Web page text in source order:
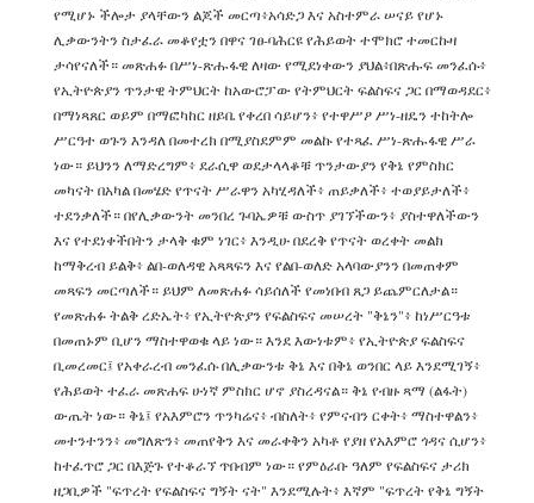
የሚሆኑ ችሎታ ያላቸውን ልጆች መርጣ፥አሳድጋ እና አስተምራ ሠናይ የሆኑ
ሊቃውንትን ስታፈራ መቆየቷን በዋና ገፀ-ባሕርዩ የሕይወት ተሞክሮ ተመርኩዛ
ታሳየናለች። መጽሐፉ በሥነ-ጽሑፋዊ ለዛው የሚደነቀውን ያህል፥በጽሑፍ መንፈሱ፥
የኢትዮጵያን ጥንታዊ ትምህርት ከአውሮፓው የትምህርት ፍልስፍና ጋር በማወዳደር፥
በማነጻጸር ወይም በማፎካከር ዘይቤ የቀረበ ሳይሆን፥ የተዋሥዖ ሥነ-ዘዴን ተከትሎ
ሥርዓተ ወጉን እንዳለ በመተረክ በሚያስደምም መልኩ የተጻፈ ሥነ-ጽሑፋዊ ሥራ
ነው። ይህንን ለማድረግም፥ ደራሲዋ ወደታላላቆቹ ጥንታውያን የቅኔ የምስክር
መካናት በአካል በመሄድ የጥናት ሥራዋን አካሂዳለች፥ ጠይቃለች፥ ተወያይታለች፥
ተደንቃለች። በየሊቃውንት መንበረ ጉባኤዎቹ ውስጥ ያገኘችውን፥ ያስተዋለችውን
እና የተደነቀችበትን ታላቅ ቁም ነገር፥ እንዲሁ በደረቅ የጥናት ወረቀት መልክ
ከማቅረብ ይልቅ፥ ልበ-ወለዳዊ አጻጻፍን እና የልበ-ወለድ አላባውያንን በመጠቀም
መጻፍን መርጣለች። ይህም ለመጽሐፉ ሳይሰለች የመነበብ ጸጋ ይጨምርለታል።
የመጽሐፉ ትልቅ ረድኤት፥ የኢትዮጵያን የፍልስፍና መሠረት "ቅኔን"፥ ከነሥርዓቱ
በመጠኑም ቢሆን ማስተዋወቁ ላይ ነው። እንደ እውነቱም፥ የኢትዮጵያ ፍልስፍና
ቢመረመር፤ የአቀራረብ መንፈሱ በሊቃውንቱ ቅኔ እና በቅኔ ወንበር ላይ እንደሚገኝ፥
የሕይወት ተፈራ መጽሐፍ ሁነኛ ምስክር ሆኖ ያስረዳናል። ቅኔ የብዙ ጻማ (ልፋት)
ውጤት ነው። ቅኔ፤ የአእምሮን ጥንካሬና፥ ብስለት፥ የምናብን ርቀት፥ ማስተዋልን፥
መተንተንን፥ መግለጽን፥ መጠየቅን እና መራቀቅን አካቶ የያዘ የአእምሮ ጎዳና ሲሆን፥
ከተፈጥሮ ጋር በእጅጉ የተቆራኘ ጥበብም ነው። የምዕራቡ ዓለም የፍልስፍና ታሪክ
ዘጋቢዎች "ፍጥረት የፍልስፍና ግኝት ናት" እንደሚሉት፥ እኛም "ፍጥረት የቅኔ ግኝት